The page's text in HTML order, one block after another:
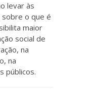
levar às
o que é
maior
social de
na
na
públicos.